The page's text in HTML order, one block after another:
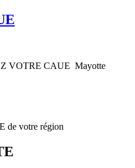
VOTRE CAUE Mayotte
de votre région